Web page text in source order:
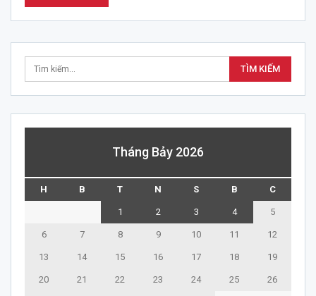
Tháng Bảy 2026
H B T N S B C
1 2 3 4 5
6 7 8 9 10 11 12
13 14 15 16 17 18 19
20 21 22 23 24 25 26